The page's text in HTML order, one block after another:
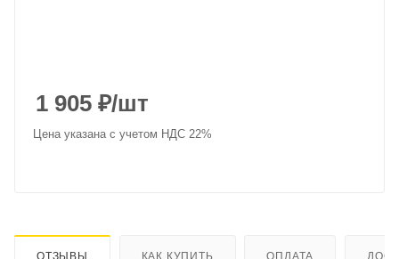
1 905 ₽/шт
Цена указана с учетом НДС 22%
ОТЗЫВЫ КАК КУПИТЬ ОПЛАТА